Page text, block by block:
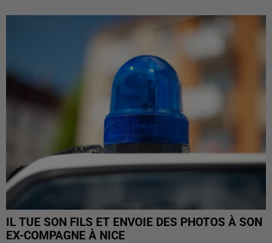
IL TUE SON FILS ET ENVOIE DES PHOTOS À SON
EX-COMPAGNE À NICE